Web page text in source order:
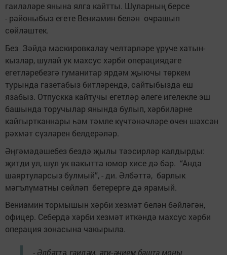
гаиләләре янына ялга кайтты. Шуларның берсе
- районыбыз егете Вениамин белән очрашып
сөйләштек.
Без Зәйдә маскировкалау челтәрләре үрүче хатын-
кызлар, шулай ук махсус хәрби операциядәге
егетләребезгә гуманитар ярдәм җыючы төркем
турында газетабыз битләрендә, сайтыбызда еш
язабыз. Отпускка кайтучы егетләр әлеге игелекле эш
башында торучылар янында булып, хәрбиләрне
кайгыртканнары һәм тәмле күчтәнәчләре өчен шәхсән
рәхмәт сүзләрен белдерәләр.
Әңгәмәдәшебез бездә җылы тәэсирләр калдырды:
җитди ул, шул ук вакытта юмор хисе дә бар. “Анда
шаяртуларсыз булмый”, - ди. Әлбәттә, барлык
мәгълүматны сөйләп бетерергә дә ярамый.
Вениамин тормышын хәрби хезмәт белән бәйләгән,
офицер. Себердә хәрби хезмәт иткәндә махсус хәрби
операция зонасына чакырыла.
- Әлбәттә, гаиләм, әти-әнием башта моны